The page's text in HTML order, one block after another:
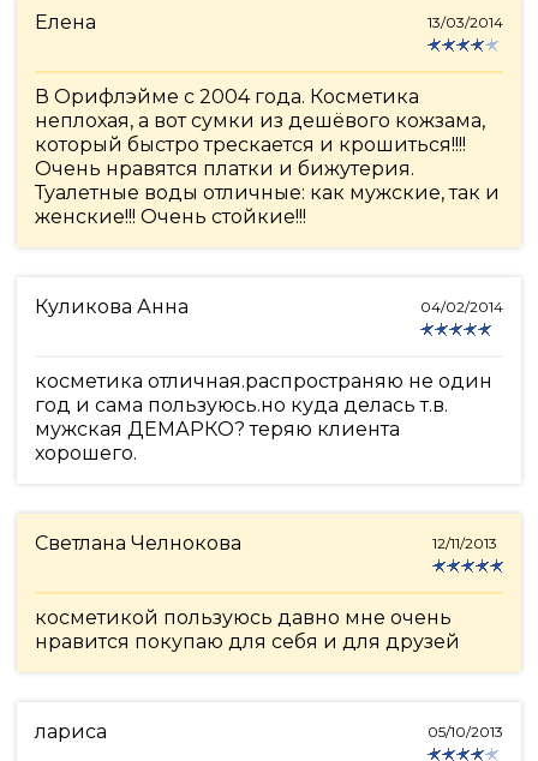
Елена 13/03/2014
В Орифлэйме с 2004 года. Косметика
неплохая, а вот сумки из дешёвого кожзама,
который быстро трескается и крошиться!!!!
Очень нравятся платки и бижутерия.
Туалетные воды отличные: как мужские, так и
женские!!! Очень стойкие!!!
Куликова Анна 04/02/2014
косметика отличная.распространяю не один
год и сама пользуюсь.но куда делась т.в.
мужская ДЕМАРКО? теряю клиента
хорошего.
Светлана Челнокова 12/11/2013
косметикой пользуюсь давно мне очень
нравится покупаю для себя и для друзей
лариса 05/10/2013